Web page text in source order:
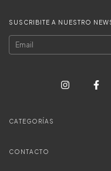
SUSCRIBITE A NUESTRO
CATEGORÍAS
CONTACTO